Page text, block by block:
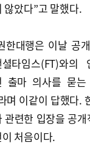
않았다”고 말했다.
한대행은 이날 공
셜타임스(FT)와의
출마 의사를 묻는
며 이같이 답했다.
관련한 입장을 공
처음이다.